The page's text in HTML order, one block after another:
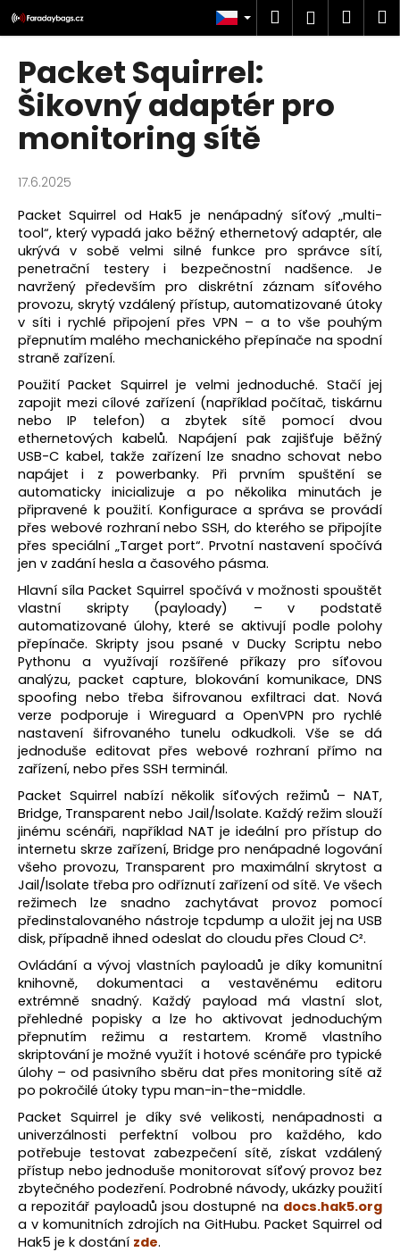
na
obsah
Hledat
Packet Squirrel:
Šikovný adaptér pro
monitoring sítě
17.6.2025
Packet Squirrel od Hak5 je nenápadný síťový „multi-
tool“, který vypadá jako běžný ethernetový adaptér, ale
ukrývá v sobě velmi silné funkce pro správce sítí,
penetrační testery i bezpečnostní nadšence. Je
navržený především pro diskrétní záznam síťového
provozu, skrytý vzdálený přístup, automatizované útoky
v síti i rychlé připojení přes VPN – a to vše pouhým
přepnutím malého mechanického přepínače na spodní
straně zařízení.
Použití Packet Squirrel je velmi jednoduché. Stačí jej
zapojit mezi cílové zařízení (například počítač, tiskárnu
nebo IP telefon) a zbytek sítě pomocí dvou
ethernetových kabelů. Napájení pak zajišťuje běžný
USB-C kabel, takže zařízení lze snadno schovat nebo
napájet i z powerbanky. Při prvním spuštění se
automaticky inicializuje a po několika minutách je
připravené k použití. Konfigurace a správa se provádí
přes webové rozhraní nebo SSH, do kterého se připojíte
přes speciální „Target port“. Prvotní nastavení spočívá
jen v zadání hesla a časového pásma.
Hlavní síla Packet Squirrel spočívá v možnosti spouštět
vlastní skripty (payloady) – v podstatě
automatizované úlohy, které se aktivují podle polohy
přepínače. Skripty jsou psané v Ducky Scriptu nebo
Pythonu a využívají rozšířené příkazy pro síťovou
analýzu, packet capture, blokování komunikace, DNS
spoofing nebo třeba šifrovanou exfiltraci dat. Nová
verze podporuje i Wireguard a OpenVPN pro rychlé
nastavení šifrovaného tunelu odkudkoli. Vše se dá
jednoduše editovat přes webové rozhraní přímo na
zařízení, nebo přes SSH terminál.
Packet Squirrel nabízí několik síťových režimů – NAT,
Bridge, Transparent nebo Jail/Isolate. Každý režim slouží
jinému scénáři, například NAT je ideální pro přístup do
internetu skrze zařízení, Bridge pro nenápadné logování
všeho provozu, Transparent pro maximální skrytost a
Jail/Isolate třeba pro odříznutí zařízení od sítě. Ve všech
režimech lze snadno zachytávat provoz pomocí
předinstalovaného nástroje tcpdump a uložit jej na USB
disk, případně ihned odeslat do cloudu přes Cloud C².
Ovládání a vývoj vlastních payloadů je díky komunitní
knihovně, dokumentaci a vestavěnému editoru
extrémně snadný. Každý payload má vlastní slot,
přehledné popisky a lze ho aktivovat jednoduchým
přepnutím režimu a restartem. Kromě vlastního
skriptování je možné využít i hotové scénáře pro typické
úlohy – od pasivního sběru dat přes monitoring sítě až
po pokročilé útoky typu man-in-the-middle.
Packet Squirrel je díky své velikosti, nenápadnosti a
univerzálnosti perfektní volbou pro každého, kdo
potřebuje testovat zabezpečení sítě, získat vzdálený
přístup nebo jednoduše monitorovat síťový provoz bez
zbytečného podezření. Podrobné návody, ukázky použití
a repozitář payloadů jsou dostupné na docs.hak5.org
a v komunitních zdrojích na GitHubu. Packet Squirrel od
Hak5 je k dostání zde.
K
o
C
o
p
t
ř
e
b
u
j
e
t
e
n
a
j
í
t
?
HLEDAT
D
o
p
o
r
č
u
j
e
m
e
FARADAY
BAG
MALÝ
GEN.
4
1
450
Kč